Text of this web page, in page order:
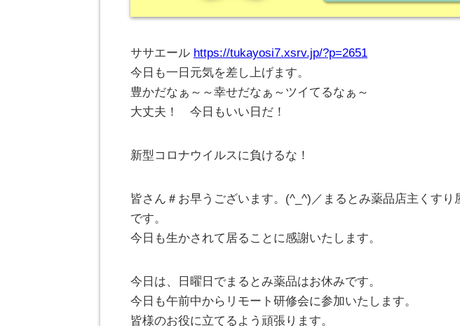
ササエール https://tukayosi7.xsrv.jp/?p=2651
今日も一日元気を差し上げます。
豊かだなぁ～～幸せだなぁ～ツイてるなぁ～
大丈夫！ 今日もいい日だ！
新型コロナウイルスに負けるな！
皆さん＃お早うございます。(^_^)／まるとみ薬品店主くすり
です。
今日も生かされて居ることに感謝いたします。
今日は、日曜日でまるとみ薬品はお休みです。
今日も午前中からリモート研修会に参加いたします。
皆様のお役に立てるよう頑張ります。